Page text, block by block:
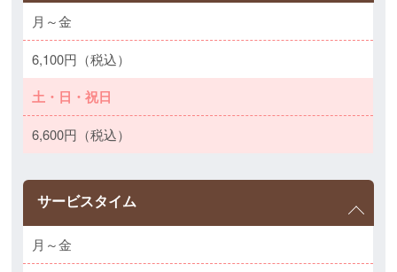
月～金
6,100円（税込）
土・日・祝日
6,600円（税込）
サービスタイム
月～金